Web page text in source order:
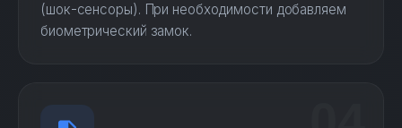
(шок-сенсоры). При необходимости добавляем
биометрический замок.